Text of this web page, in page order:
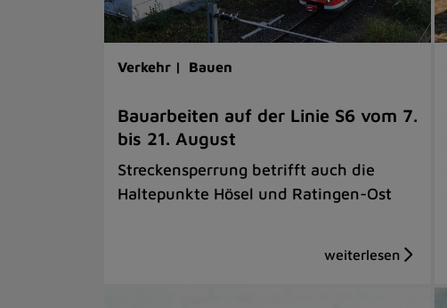
Verkehr | Bauen
Bauarbeiten auf der Linie S6 vom 7.
bis 21. August
Streckensperrung betrifft auch die
Haltepunkte Hösel und Ratingen-Ost